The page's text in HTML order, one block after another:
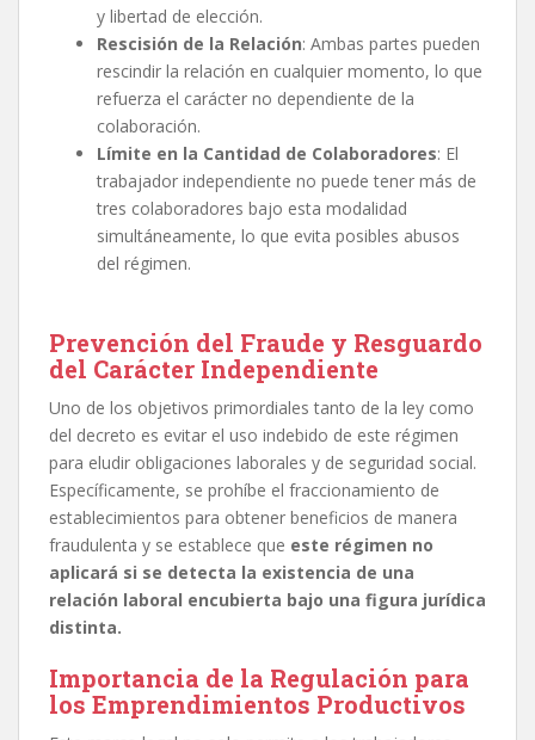
y libertad de elección.
Rescisión de la Relación: Ambas partes pueden
rescindir la relación en cualquier momento, lo que
refuerza el carácter no dependiente de la
colaboración.
Límite en la Cantidad de Colaboradores: El
trabajador independiente no puede tener más de
tres colaboradores bajo esta modalidad
simultáneamente, lo que evita posibles abusos
del régimen.
Prevención del Fraude y Resguardo
del Carácter Independiente
Uno de los objetivos primordiales tanto de la ley como
del decreto es evitar el uso indebido de este régimen
para eludir obligaciones laborales y de seguridad social.
Específicamente, se prohíbe el fraccionamiento de
establecimientos para obtener beneficios de manera
fraudulenta y se establece que este régimen no
aplicará si se detecta la existencia de una
relación laboral encubierta bajo una figura jurídica
distinta.
Importancia de la Regulación para
los Emprendimientos Productivos